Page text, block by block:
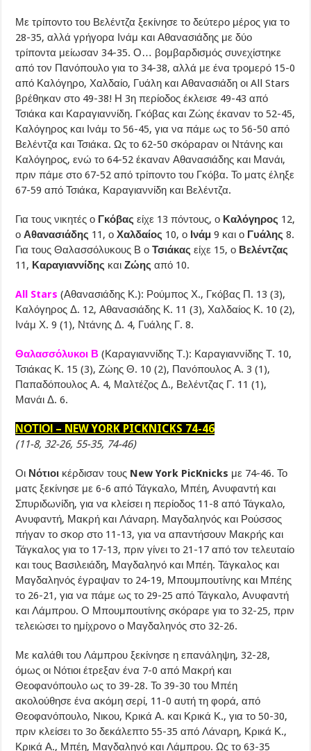
Με τρίποντο του Βελέντζα ξεκίνησε το δεύτερο μέρος για το
28-35, αλλά γρήγορα Ινάμ και Αθανασιάδης με δύο
τρίποντα μείωσαν 34-35. Ο… βομβαρδισμός συνεχίστηκε
από τον Πανόπουλο για το 34-38, αλλά με ένα τρομερό 15-0
από Καλόγηρο, Χαλδαίο, Γυάλη και Αθανασιάδη οι All Stars
βρέθηκαν στο 49-38! Η 3η περίοδος έκλεισε 49-43 από
Τσιάκα και Καραγιαννίδη. Γκόβας και Ζώης έκαναν το 52-45,
Καλόγηρος και Ινάμ το 56-45, για να πάμε ως το 56-50 από
Βελέντζα και Τσιάκα. Ως το 62-50 σκόραραν οι Ντάνης και
Καλόγηρος, ενώ το 64-52 έκαναν Αθανασιάδης και Μανάι,
πριν πάμε στο 67-52 από τρίποντο του Γκόβα. Το ματς έληξε
67-59 από Τσιάκα, Καραγιαννίδη και Βελέντζα.
Για τους νικητές ο Γκόβαςείχε 13 πόντους, ο Καλόγηρος 12,
οΑθανασιάδης 11, οΧαλδαίος 10, ο Ινάμ9 και ο Γυάλης8.
Για τους Θαλασσόλυκους Β οΤσιάκαςείχε 15, ο Βελέντζας
11, Καραγιαννίδης καιΖώηςαπό 10.
All Stars(Αθανασιάδης Κ.): Ρούμπος Χ., Γκόβας Π. 13 (3),
Καλόγηρος Δ. 12, Αθανασιάδης Κ. 11 (3), Χαλδαίος Κ. 10 (2),
Ινάμ Χ. 9 (1), Ντάνης Δ. 4, Γυάλης Γ. 8.
Θαλασσόλυκοι Β(Καραγιαννίδης Τ.): Καραγιαννίδης Τ. 10,
Τσιάκας Κ. 15 (3), Ζώης Θ. 10 (2), Πανόπουλος Α. 3 (1),
Παπαδόπουλος Α. 4, Μαλτέζος Δ., Βελέντζας Γ. 11 (1),
Μανάι Δ. 6.
ΝΟΤΙΟΙ – NEW YORK PICKNICKS 74-46
(11-8, 32-26, 55-35, 74-46)
Οι Νότιοι κέρδισαν τους New York PicKnicks με 74-46. Το
ματς ξεκίνησε με 6-6 από Τάγκαλο, Μπέη, Ανυφαντή και
Σπυριδωνίδη, για να κλείσει η περίοδος 11-8 από Τάγκαλο,
Ανυφαντή, Μακρή και Λάναρη. Μαγδαληνός και Ρούσσος
πήγαν το σκορ στο 11-13, για να απαντήσουν Μακρής και
Τάγκαλος για το 17-13, πριν γίνει το 21-17 από τον τελευταίο
και τους Βασιλειάδη, Μαγδαληνό και Μπέη. Τάγκαλος και
Μαγδαληνός έγραψαν το 24-19, Μπουμπουτίνης και Μπέης
το 26-21, για να πάμε ως το 29-25 από Τάγκαλο, Ανυφαντή
και Λάμπρου. Ο Μπουμπουτίνης σκόραρε για το 32-25, πριν
τελειώσει το ημίχρονο ο Μαγδαληνός στο 32-26.
Με καλάθι του Λάμπρου ξεκίνησε η επανάληψη, 32-28,
όμως οι Νότιοι έτρεξαν ένα 7-0 από Μακρή και
Θεοφανόπουλο ως το 39-28. Το 39-30 του Μπέη
ακολούθησε ένα ακόμη σερί, 11-0 αυτή τη φορά, από
Θεοφανόπουλο, Νικου, Κρικά Α. και Κρικά Κ., για το 50-30,
πριν κλείσει το 3ο δεκάλεπτο 55-35 από Λάναρη, Κρικά Κ.,
Κρικά Α., Μπέη, Μαγδαληνό και Λάμπρου. Ως το 63-35